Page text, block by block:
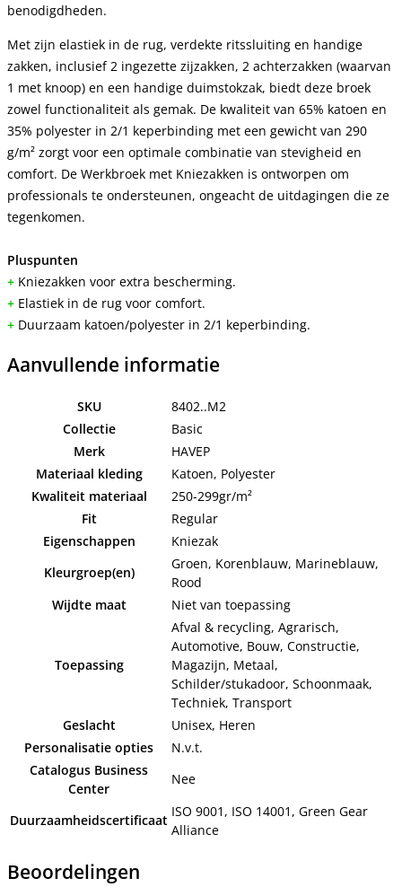
benodigdheden.
Met zijn elastiek in de rug, verdekte ritssluiting en handige
zakken, inclusief 2 ingezette zijzakken, 2 achterzakken (waarvan
1 met knoop) en een handige duimstokzak, biedt deze broek
zowel functionaliteit als gemak. De kwaliteit van 65% katoen en
35% polyester in 2/1 keperbinding met een gewicht van 290
g/m² zorgt voor een optimale combinatie van stevigheid en
comfort. De Werkbroek met Kniezakken is ontworpen om
professionals te ondersteunen, ongeacht de uitdagingen die ze
tegenkomen.
Pluspunten
+ Kniezakken voor extra bescherming.
+ Elastiek in de rug voor comfort.
+ Duurzaam katoen/polyester in 2/1 keperbinding.
Aanvullende informatie
SKU
8402..M2
Collectie
Basic
Merk
HAVEP
Materiaal kleding
Katoen, Polyester
Kwaliteit materiaal
250-299gr/m²
Fit
Regular
Eigenschappen
Kniezak
Kleurgroep(en)
Groen, Korenblauw, Marineblauw,
Rood
Wijdte maat
Niet van toepassing
Toepassing
Afval & recycling, Agrarisch,
Automotive, Bouw, Constructie,
Magazijn, Metaal,
Schilder/stukadoor, Schoonmaak,
Techniek, Transport
Geslacht
Unisex, Heren
Personalisatie opties
N.v.t.
Catalogus Business
Center
Nee
Duurzaamheidscertificaat
ISO 9001, ISO 14001, Green Gear
Alliance
Beoordelingen